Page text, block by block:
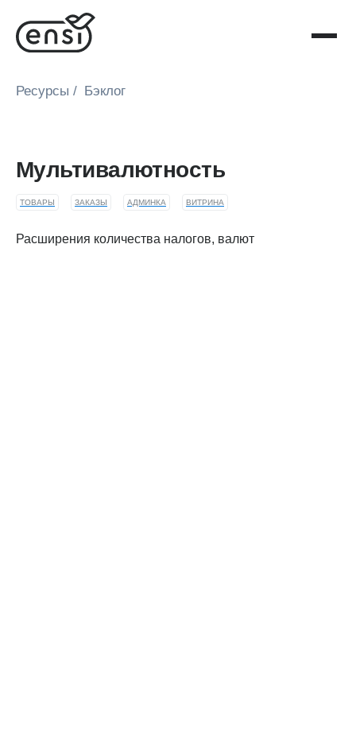
Ресурсы / Бэклог
Мультивалютность
ТОВАРЫ ЗАКАЗЫ АДМИНКА ВИТРИНА
Расширения количества налогов, валют